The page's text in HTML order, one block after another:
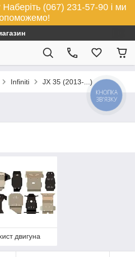
(067) 231-57-90 і ми
Infiniti JX 35 (2013-...)
двигуна
КНОПКА
ЗВ'ЯЗКУ